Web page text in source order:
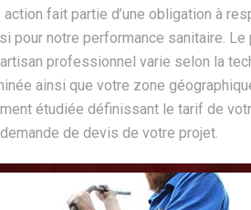
action fait partie d’une obligation à
pour notre performance sanitaire. Le
professionnel varie selon la
ainsi que votre zone
étudiée définissant le tarif de
de devis de votre projet.